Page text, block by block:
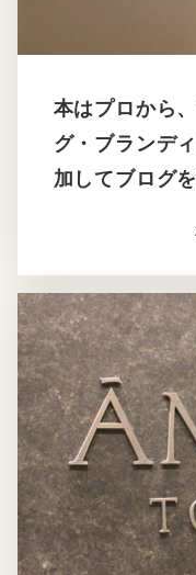
本はプロから
グ・ブランデ
加してブログ